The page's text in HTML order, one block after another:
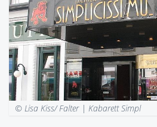
© Lisa Kiss/ Falter | Kabarett Simpl